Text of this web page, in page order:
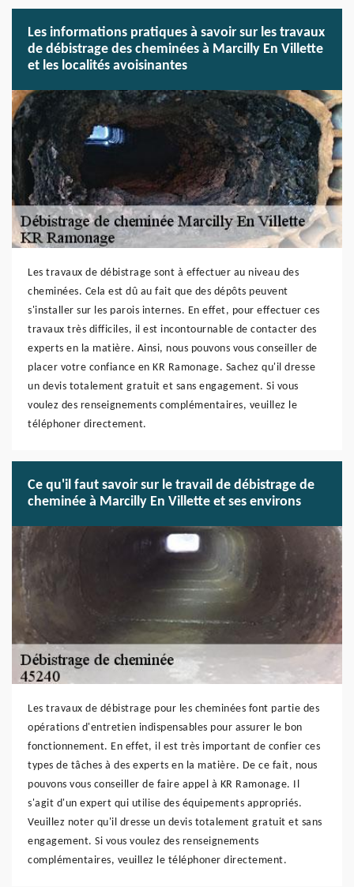
Les informations pratiques à savoir sur les travaux
de débistrage des cheminées à Marcilly En Villette
et les localités avoisinantes
Les travaux de débistrage sont à effectuer au niveau des
cheminées. Cela est dû au fait que des dépôts peuvent
s'installer sur les parois internes. En effet, pour effectuer ces
travaux très difficiles, il est incontournable de contacter des
experts en la matière. Ainsi, nous pouvons vous conseiller de
placer votre confiance en KR Ramonage. Sachez qu'il dresse
un devis totalement gratuit et sans engagement. Si vous
voulez des renseignements complémentaires, veuillez le
téléphoner directement.
Ce qu'il faut savoir sur le travail de débistrage de
cheminée à Marcilly En Villette et ses environs
Les travaux de débistrage pour les cheminées font partie des
opérations d'entretien indispensables pour assurer le bon
fonctionnement. En effet, il est très important de confier ces
types de tâches à des experts en la matière. De ce fait, nous
pouvons vous conseiller de faire appel à KR Ramonage. Il
s'agit d'un expert qui utilise des équipements appropriés.
Veuillez noter qu'il dresse un devis totalement gratuit et sans
engagement. Si vous voulez des renseignements
complémentaires, veuillez le téléphoner directement.